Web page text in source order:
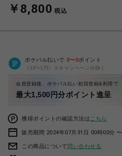
￥8,800 税込
ポケパル払いで 0〜0ポイント
（1P=1円）※キャンペーン分除く
会員登録後、ポケパル払い初回登録&利用で
最大1,500円分ポイント進呈
獲得ポイントの確認方法は こちら
販売期間 2024年07月31日 00時00分 〜
この商品について問い合わせる